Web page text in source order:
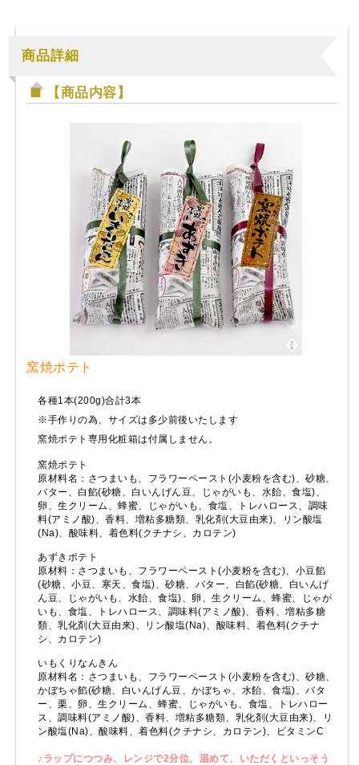
商品詳細
【商品内容】
窯焼ポテト
各種1本(200g)合計3本
※手作りの為、サイズは多少前後いたします
窯焼ポテト専用化粧箱は付属しません。
窯焼ポテト
原材料名：さつまいも、フラワーペースト(小麦粉を含む)、砂糖、
バター、白餡(砂糖、白いんげん豆、じゃがいも、水飴、食塩)、
卵、生クリーム、蜂蜜、じゃがいも、食塩、トレハロース、調味
料(アミノ酸)、香料、増粘多糖類、乳化剤(大豆由来)、リン酸塩
(Na)、酸味料、着色料(クチナシ、カロテン)
あずきポテト
原材料：さつまいも、フラワーペースト(小麦粉を含む)、小豆餡
(砂糖、小豆、寒天、食塩)、砂糖、バター、白餡(砂糖、白いんげ
ん豆、じゃがいも、水飴、食塩)、卵、生クリーム、蜂蜜、じゃが
いも、食塩、トレハロース、調味料(アミノ酸)、香料、増粘多糖
類、乳化剤(大豆由来)、リン酸塩(Na)、酸味料、着色料(クチナ
シ、カロテン)
いもくりなんきん
原材料名：さつまいも、フラワーペースト(小麦粉を含む)、砂糖、
かぼちゃ餡(砂糖、白いんげん豆、かぼちゃ、水飴、食塩)、バタ
ー、栗、卵、生クリーム、蜂蜜、じゃがいも、食塩、トレハロー
ス、調味料(アミノ酸)、香料、増粘多糖類、乳化剤(大豆由来)、リ
ン酸塩(Na)、酸味料、着色料(クチナシ、カロテン)、ビタミンC
♪ラップにつつみ、レンジで2分位、温めて、いただくといっそう